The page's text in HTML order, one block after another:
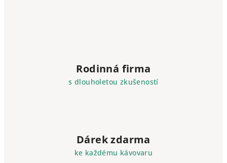
Rodinná firma
s dlouholetou zkušeností
Dárek zdarma
ke každému kávovaru